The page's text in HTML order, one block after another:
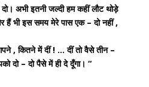
अभी इतनी जल्दी हम कहीं लौट थोड़े
हैं भी इस समय मेरे पास एक – दो नहीं ,
, कितने में दीं ! … दीं तो वैसे तीन –
दो – दो पैसे में ही दे दूँगा। “